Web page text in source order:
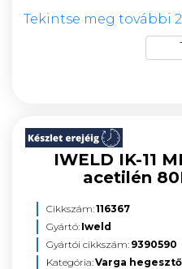
Tekintse meg további
IWELD IK-11
acetilén
Cikkszám:116367
Gyártó: Iweld
Gyártói cikkszám: 9390590
Kategória:Varga